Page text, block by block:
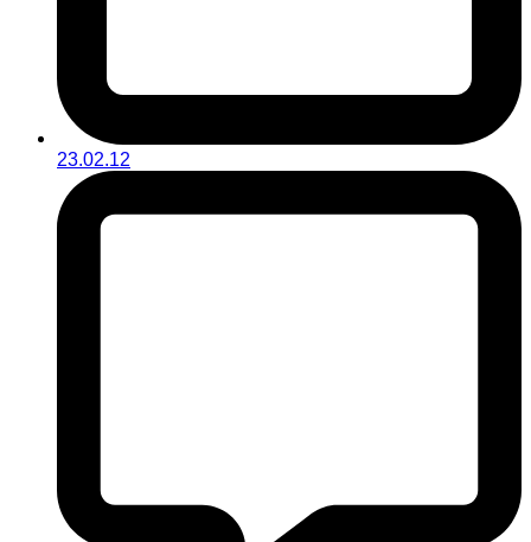
23.02.12